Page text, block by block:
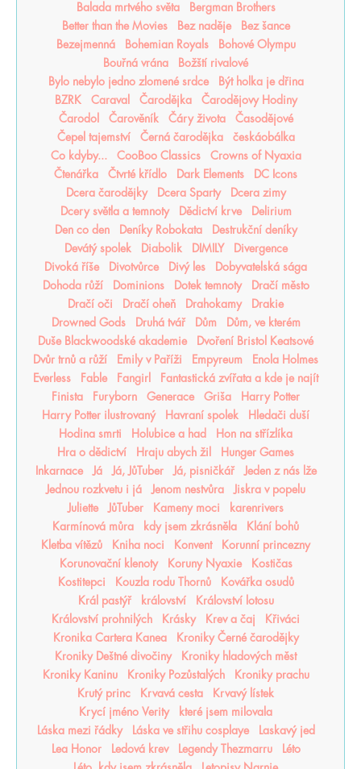
Balada mrtvého světa
Bergman Brothers
Better than the Movies
Bez naděje
Bez šance
Bezejmenná
Bohemian Royals
Bohové Olympu
Bouřná vrána
Božští rivalové
Bylo nebylo jedno zlomené srdce
Být holka je dřina
BZRK
Caraval Čarodějka
Čarodějovy Hodiny
Čarodol
Čarověník Čáry života
Časodějové
Čepel tajemství
Černá čarodějka
českáobálka
Co kdyby...
CooBoo Classics
Crowns of Nyaxia
Čtenářka
Čtvrté křídlo Dark Elements
DC Icons
Dcera čarodějky
Dcera Sparty
Dcera zimy
Dcery světla a temnoty
Dědictví krve
Delirium
Den co den
Deníky Robokata
Destrukční deníky
Devátý spolek
Diabolik DIMILY
Divergence
Divoká říše
Divotvůrce Divý les
Dobyvatelská sága
Dohoda růží
Dominions Dotek temnoty
Dračí město
Dračí oči
Dračí oheň Drahokamy
Drakie
Drowned Gods
Druhá tvář Dům
Dům, ve kterém
Duše Blackwoodské akademie
Dvoření Bristol Keatsové
Dvůr trnů a růží
Emily v Paříži Empyreum
Enola Holmes
Everless
Fable Fangirl
Fantastická zvířata a kde je najít
Finista
Furyborn Generace Griša
Harry Potter
Harry Potter ilustrovaný
Havraní spolek
Hledači duší
Hodina smrti
Holubice a had
Hon na střízlíka
Hra o dědictví
Hraju abych žil
Hunger Games
Inkarnace
Já Já, JůTuber Já, pisničkář
Jeden z nás lže
Jednou rozkvetu i já
Jenom nestvůra
Jiskra v popelu
Juliette
JůTuber Kameny moci
karenrivers
Karmínová můra
kdy jsem zkrásněla
Klání bohů
Kletba vítězů
Kniha noci Konvent
Korunní princezny
Korunovační klenoty
Koruny Nyaxie
Kostičas
Kostitepci
Kouzla rodu Thornů
Kovářka osudů
Král pastýř
království
Království lotosu
Království prohnilých
Krásky Krev a čaj
Křiváci
Kronika Cartera Kanea
Kroniky Černé čarodějky
Kroniky Deštné divočiny
Kroniky hladových měst
Kroniky Kaninu
Kroniky Pozůstalých
Kroniky prachu
Krutý princ
Krvavá cesta
Krvavý lístek
Krycí jméno Verity
které jsem milovala
Láska mezi řádky
Láska ve střihu cosplaye
Laskavý jed
Lea Honor
Ledová krev Legendy Thezmarru
Léto